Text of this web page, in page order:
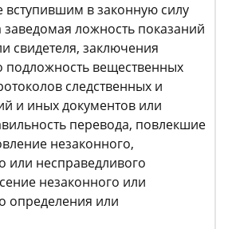
вступившим в законную силу
ложность показаний
свидетеля, заключения
подложность вещественных
следственных и
и иных документов или
перевода, повлекшие
незаконного,
или несправедливого
незаконного или
определения или